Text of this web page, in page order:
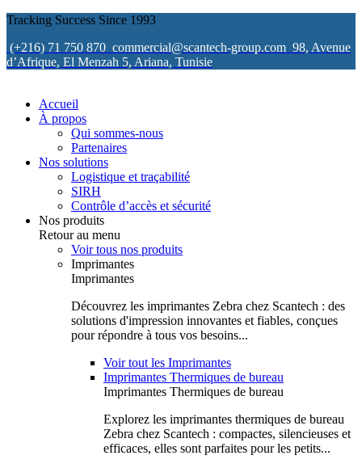
Tracking Success Since 1993
(+216) 71 750 870 commercial@scantech-group.com 98, Avenue
d’Afrique, El Menzah 5, Ariana, Tunisie
Accueil
À propos
Qui sommes-nous
Partenaires
Nos solutions
Logistique et traçabilité
SIRH
Contrôle d’accès et sécurité
Nos produits
Retour au menu
Voir tous nos produits
Imprimantes
Imprimantes
Découvrez les imprimantes Zebra chez Scantech : des
solutions d'impression innovantes et fiables, conçues
pour répondre à tous vos besoins...
Voir tout les Imprimantes
Imprimantes Thermiques de bureau
Imprimantes Thermiques de bureau
Explorez les imprimantes thermiques de bureau
Zebra chez Scantech : compactes, silencieuses et
efficaces, elles sont parfaites pour les petits...